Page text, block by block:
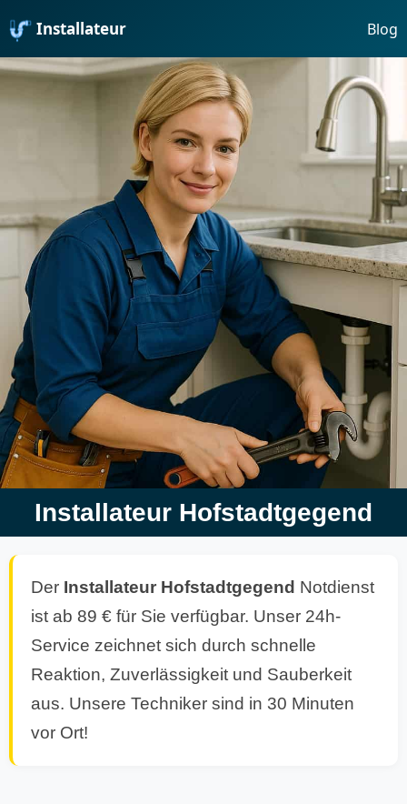
Installateur Blog
Installateur Hofstadtgegend
Der Installateur Hofstadtgegend Notdienst
ist ab 89 € für Sie verfügbar. Unser 24h-
Service zeichnet sich durch schnelle
Reaktion, Zuverlässigkeit und Sauberkeit
aus. Unsere Techniker sind in 30 Minuten
vor Ort!